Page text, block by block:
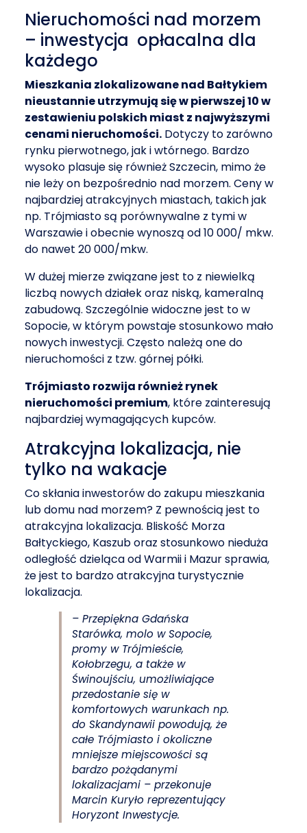
Nieruchomości nad morzem
– inwestycja opłacalna dla
każdego
Mieszkania zlokalizowane nad Bałtykiem
nieustannie utrzymują się w pierwszej 10 w
zestawieniu polskich miast z najwyższymi
cenami nieruchomości. Dotyczy to zarówno
rynku pierwotnego, jak i wtórnego. Bardzo
wysoko plasuje się również Szczecin, mimo że
nie leży on bezpośrednio nad morzem. Ceny w
najbardziej atrakcyjnych miastach, takich jak
np. Trójmiasto są porównywalne z tymi w
Warszawie i obecnie wynoszą od 10 000/ mkw.
do nawet 20 000/mkw.
W dużej mierze związane jest to z niewielką
liczbą nowych działek oraz niską, kameralną
zabudową. Szczególnie widoczne jest to w
Sopocie, w którym powstaje stosunkowo mało
nowych inwestycji. Często należą one do
nieruchomości z tzw. górnej półki.
Trójmiasto rozwija również rynek
nieruchomości premium, które zainteresują
najbardziej wymagających kupców.
Atrakcyjna lokalizacja, nie
tylko na wakacje
Co skłania inwestorów do zakupu mieszkania
lub domu nad morzem? Z pewnością jest to
atrakcyjna lokalizacja. Bliskość Morza
Bałtyckiego, Kaszub oraz stosunkowo nieduża
odległość dzieląca od Warmii i Mazur sprawia,
że jest to bardzo atrakcyjna turystycznie
lokalizacja.
– Przepiękna Gdańska
Starówka, molo w Sopocie,
promy w Trójmieście,
Kołobrzegu, a także w
Świnoujściu, umożliwiające
przedostanie się w
komfortowych warunkach np.
do Skandynawii powodują, że
całe Trójmiasto i okoliczne
mniejsze miejscowości są
bardzo pożądanymi
lokalizacjami – przekonuje
Marcin Kuryło reprezentujący
Horyzont Inwestycje.